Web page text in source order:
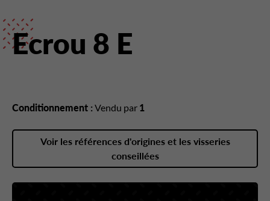
Ecrou 8 E
Conditionnement : Vendu par 1
Voir les références d'origines et les visseries
conseillées